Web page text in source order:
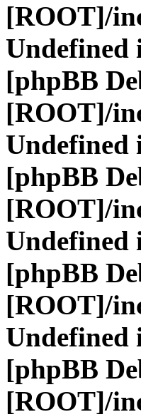
[ROOT]/
Undefined
[phpBB
[ROOT]/
Undefined
[phpBB
[ROOT]/
Undefined
[phpBB
[ROOT]/
Undefined
[phpBB
[ROOT]/